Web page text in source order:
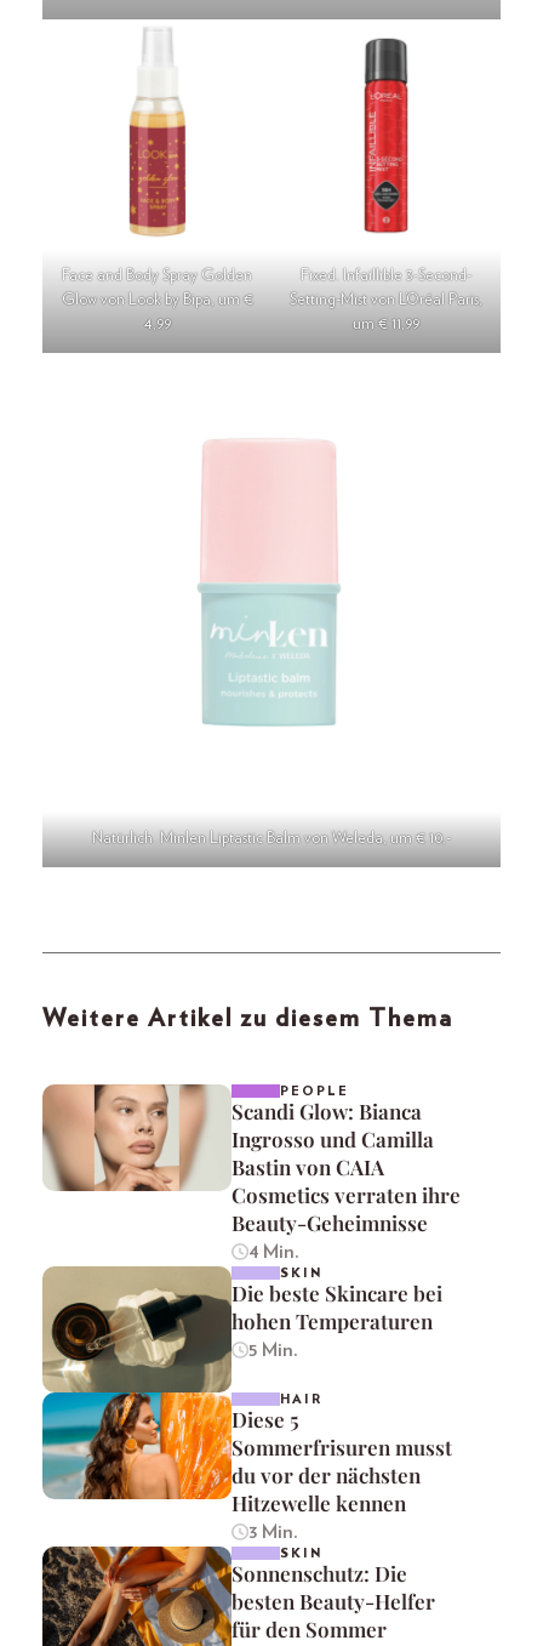
Face and Body Spray Golden
Glow von Look by Bipa, um €
4,99
Fixed. Infaillible 3-Second-
Setting-Mist von L’Oréal Paris,
um € 11,99
Natürlich. Minlen Liptastic Balm von Weleda, um € 10,-
Weitere Artikel zu diesem Thema
PEOPLE
Scandi Glow: Bianca
Ingrosso und Camilla
Bastin von CAIA
Cosmetics verraten ihre
Beauty-Geheimnisse
4 Min.
SKIN
Die beste Skincare bei
hohen Temperaturen
5 Min.
HAIR
Diese 5
Sommerfrisuren musst
du vor der nächsten
Hitzewelle kennen
3 Min.
SKIN
Sonnenschutz: Die
besten Beauty-Helfer
für den Sommer